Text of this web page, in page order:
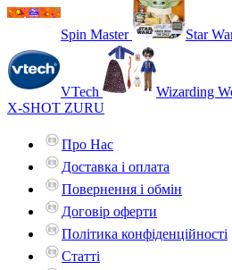
Spin Master Star
VTech
Wizarding
X-SHOT ZURU
Про Нас
Доставка і оплата
Повернення і обмін
Договір оферти
Політика конфіденційності
Статті